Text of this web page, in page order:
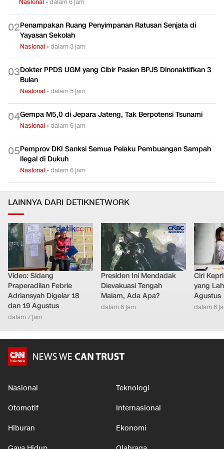
Nasional •dalam 6 jam
02Penampakan Ruang Penyimpanan Ratusan Senjata di
Yayasan Sekolah
Nasional •dalam 3 jam
03Dokter PPDS UGM yang Cibir Pasien BPJS Dinonaktifkan 3
Bulan
Nasional •dalam 5 jam
04Gempa M5,0 di Jepara Jateng, Tak Berpotensi Tsunami
Nasional •dalam 6 jam
05Pemprov DKI Sanksi Semua Pelaku Pembuangan Sampah
Ilegal di Dukuh
Nasional •dalam 6 jam
LAINNYA DARI DETIKNETWORK
Video: Sidang
Praperadilan Febrie
Adriansyah Digelar 18
dan 19 Agustus
dalam 7 jam
Presiden Ini Mendadak
Dievakuasi Tengah
Malam, Ada Apa?
dalam 6 jam
Ciri
yang
Agustus
dalam 6
Nasional Teknologi
Otomotif Internasional
Hiburan Ekonomi